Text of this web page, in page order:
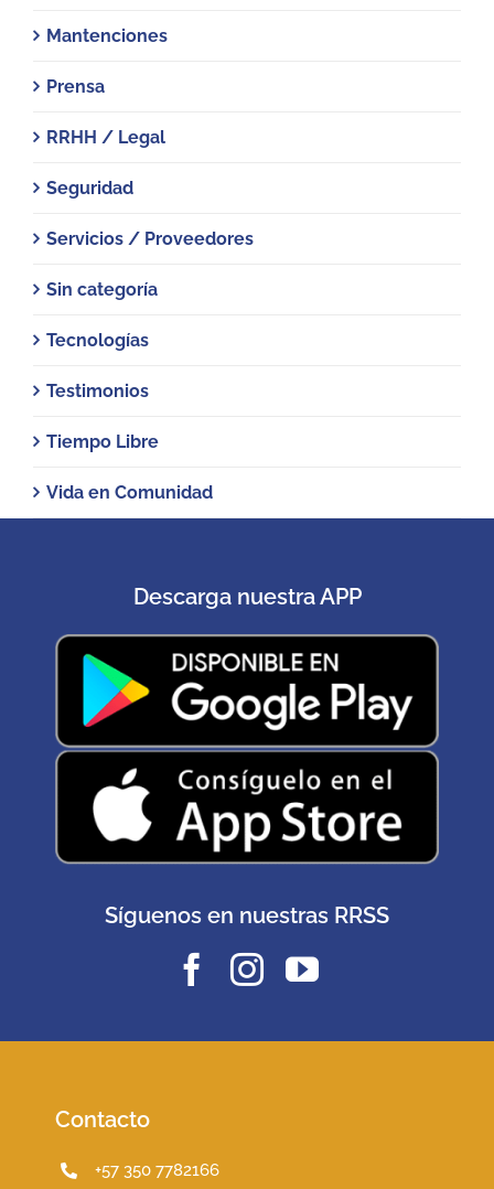
Mantenciones
Prensa
RRHH / Legal
Seguridad
Servicios / Proveedores
Sin categoría
Tecnologías
Testimonios
Tiempo Libre
Vida en Comunidad
Descarga nuestra APP
Síguenos en nuestras RRSS
Contacto
+57 350 7782166